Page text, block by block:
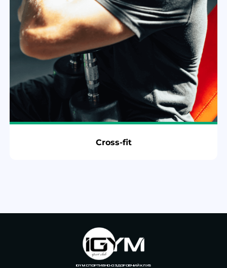
Cross-fit
IGYM СПОРТИВНО-ОЗДОРОВЧИЙ КЛУБ